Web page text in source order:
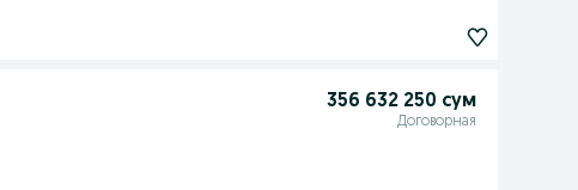
356 632 250 сум
Договорная